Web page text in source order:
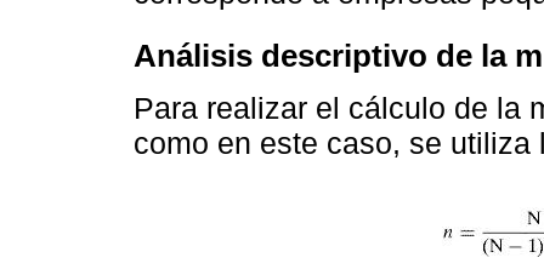
Análisis descriptivo de la
Para realizar el cálculo de la
como en este caso, se utiliza